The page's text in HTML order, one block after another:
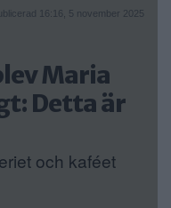
16:16, 5 november 2025
Maria
Detta är
och kaféet